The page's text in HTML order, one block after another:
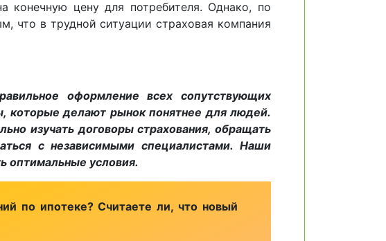
конечную цену для потребителя. Однако, по
что в трудной ситуации страховая компания
оформление всех сопутствующих
делают рынок понятнее для людей.
изучать договоры страхования, обращать
с независимыми специалистами. Наши
оптимальные условия.
по ипотеке? Считаете ли, что новый